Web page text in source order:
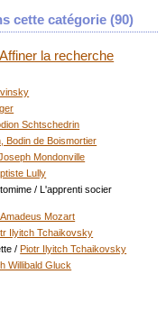
cette catégorie (90)
Affiner la recherche
Schtschedrin
Bodin de Boismortier
Mondonville
Lully
/ L'apprenti socier
Mozart
Ilyitch Tchaikovsky
/Piotr Ilyitch Tchaikovsky
Willibald Gluck